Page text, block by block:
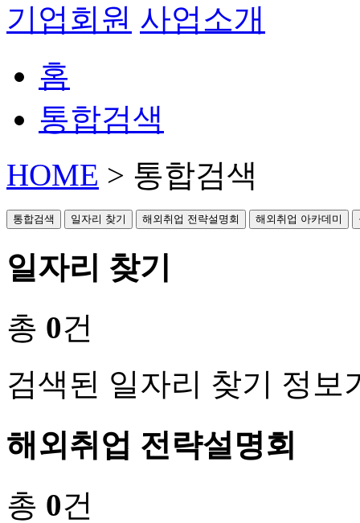
기업회원 사업소개
홈
통합검색
HOME > 통합검색
통합검색 일자리 찾기 해외취업 전략설명회 해외취업 아카데미
일자리 찾기
총 0건
검색된 일자리 찾기 정보
해외취업 전략설명회
총 0건